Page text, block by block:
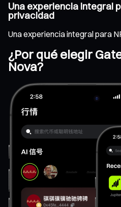
Una experiencia integral
privacidad
Una experiencia integral para
¿Por qué elegir
Nova?